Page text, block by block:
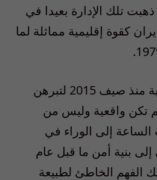
تلك الإدارة بعيدا في
كقوة إقليمية مماثلة لما
وأتت الأحداث المتتالية منذ صيف 2015 لتبرهن
تكن واقعية وليس من
إلى الوراء في
بنية أمن ما قبل عام
ذلك الفهم الخاطئ لطبيعة